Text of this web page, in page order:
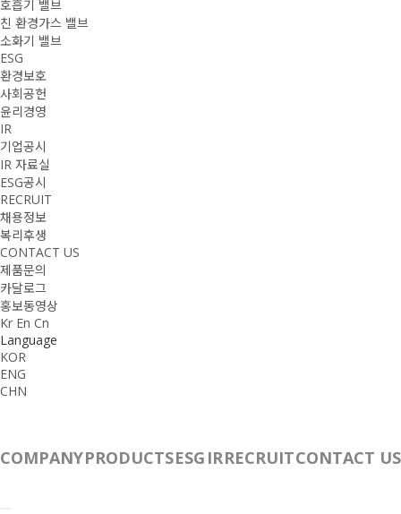
호흡기 밸브
친 환경가스 밸브
소화기 밸브
ESG
환경보호
사회공헌
윤리경영
IR
기업공시
IR 자료실
ESG공시
RECRUIT
채용정보
복리후생
CONTACT US
제품문의
카달로그
홍보동영상
Kr En Cn
Language
KOR
ENG
CHN
COMPANYPRODUCTSESG IRRECRUITCONTACT US